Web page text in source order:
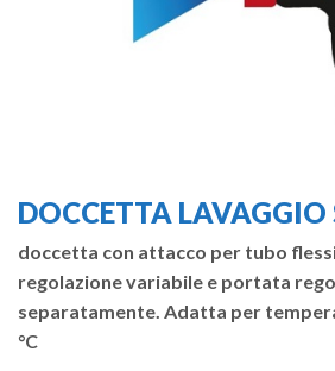
DOCCETTA LAVAGGIO
doccetta con attacco per tubo
regolazione variabile e portata
separatamente. Adatta per
°C